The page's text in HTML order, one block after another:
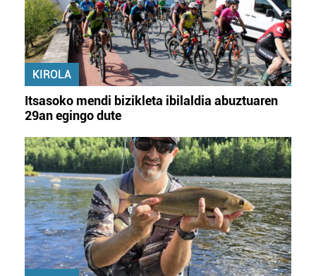
KIROLA
Itsasoko mendi bizikleta ibilaldia abuztuaren
29an egingo dute